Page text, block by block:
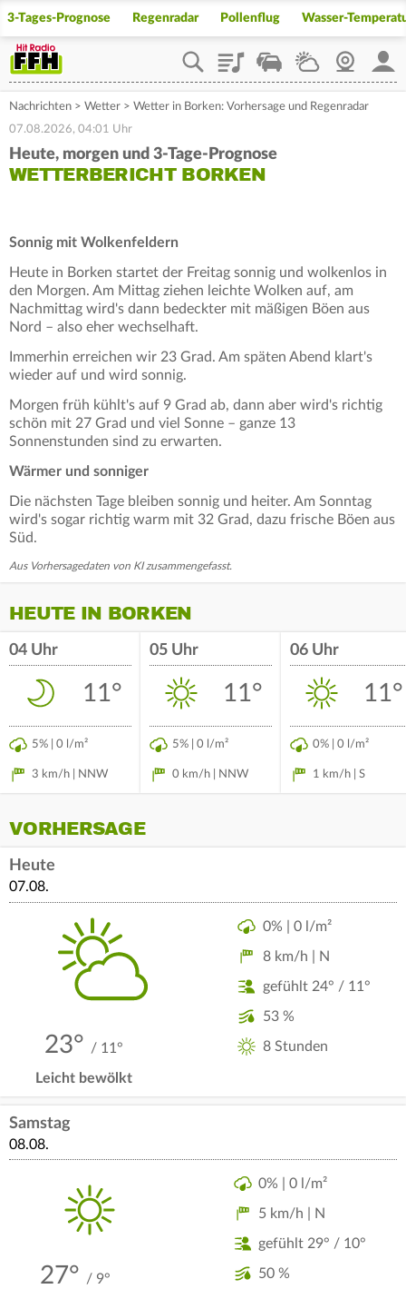
3-Tages-Prognose Regenradar Pollenflug Wasser-
PlaylistStaupilotWetterWebcam
Nachrichten > Wetter > Wetter in Borken: Vorhersage und Regenradar
07.08.2026, 04:01 Uhr
Heute, morgen und 3-Tage-Prognose
WETTERBERICHT BORKEN
Sonnig mit Wolkenfeldern
Heute in Borken startet der Freitag sonnig und wolkenlos in
den Morgen. Am Mittag ziehen leichte Wolken auf, am
Nachmittag wird's dann bedeckter mit mäßigen Böen aus
Nord – also eher wechselhaft.
Immerhin erreichen wir 23 Grad. Am späten Abend klart's
wieder auf und wird sonnig.
Morgen früh kühlt's auf 9 Grad ab, dann aber wird's richtig
schön mit 27 Grad und viel Sonne – ganze 13
Sonnenstunden sind zu erwarten.
Wärmer und sonniger
Die nächsten Tage bleiben sonnig und heiter. Am Sonntag
wird's sogar richtig warm mit 32 Grad, dazu frische Böen aus
Süd.
Aus Vorhersagedaten von KI zusammengefasst.
HEUTE IN BORKEN
04 Uhr
11°
5% | 0 l/m²
3 km/h | NNW
05 Uhr
11°
5% | 0 l/m²
0 km/h | NNW
06 Uhr
11°
0% | 0 l/m²
1 km/h | S
VORHERSAGE
Heute
07.08.
23° / 11°
Leicht bewölkt
0% | 0 l/m²
8 km/h | N
gefühlt 24° / 11°
53 %
8 Stunden
Samstag
08.08.
27° / 9°
0% | 0 l/m²
5 km/h | N
gefühlt 29° / 10°
50 %